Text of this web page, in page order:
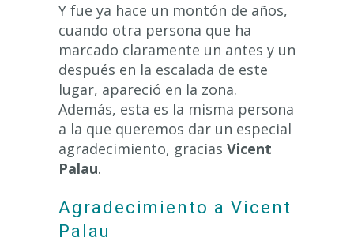
Y fue ya hace un montón de años,
cuando otra persona que ha
marcado claramente un antes y un
después en la escalada de este
lugar, apareció en la zona.
Además, esta es la misma persona
a la que queremos dar un especial
agradecimiento, gracias Vicent
Palau.
Agradecimiento a Vicent
Palau